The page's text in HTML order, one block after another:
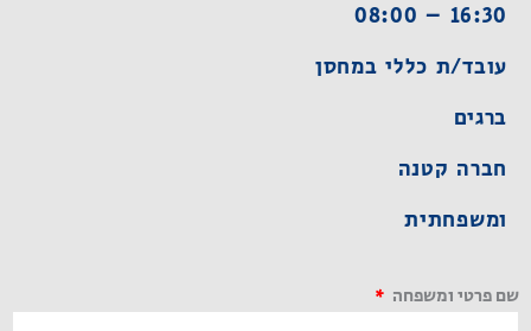
16:30 – 08:00
עובד/ת כללי במחסן
ברגים
חברה קטנה
ומשפחתית
שם פרטי ומשפחה